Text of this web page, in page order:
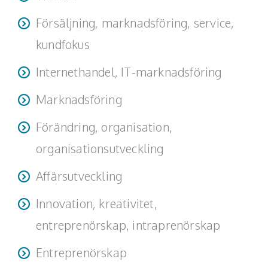
Företagsledare
Idrottare och äventyrare
Kända musiker
Skådespelare
Försäljning, marknadsföring, service,
kundfokus
Internethandel, IT-marknadsföring
Marknadsföring
Förändring, organisation,
organisationsutveckling
Affärsutveckling
Innovation, kreativitet,
entreprenörskap, intraprenörskap
Entreprenörskap